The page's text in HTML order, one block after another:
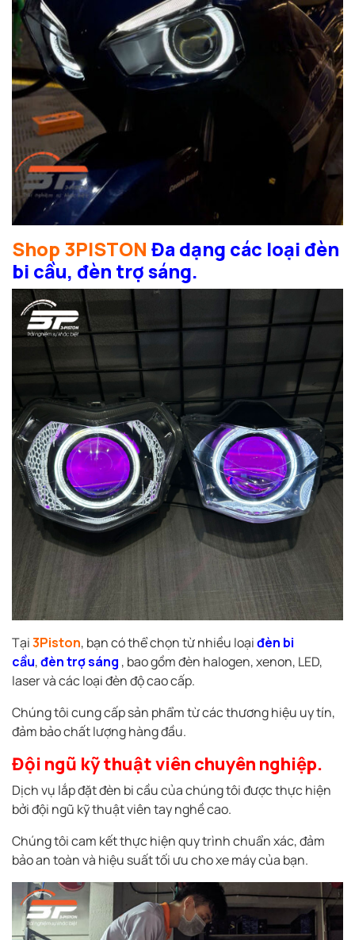
Shop 3PISTON Đa dạng các loại đèn
bi cầu, đèn trợ sáng.
Tại3Piston, bạn có thể chọn từ nhiều loạiđèn bi
cầu,đèn trợ sáng , bao gồm đèn halogen, xenon, LED,
laser và các loại đèn độ cao cấp.
Chúng tôi cung cấp sản phẩm từ các thương hiệu uy tín,
đảm bảo chất lượng hàng đầu.
Đội ngũ kỹ thuật viên chuyên nghiệp.
Dịch vụ lắp đặt đèn bi cầu của chúng tôi được thực hiện
bởi đội ngũ kỹ thuật viên tay nghề cao.
Chúng tôi cam kết thực hiện quy trình chuẩn xác, đảm
bảo an toàn và hiệu suất tối ưu cho xe máy của bạn.